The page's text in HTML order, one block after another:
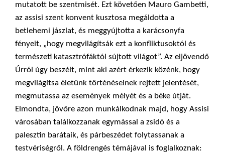
mutatott be szentmisét. Ezt követően Mauro Gambetti,
az assisi szent konvent kusztosa megáldotta a
betlehemi jászlat, és meggyújtotta a karácsonyfa
fényeit, „hogy megvilágítsák ezt a konfliktusoktól és
természeti katasztrófáktól sújtott világot”. Az eljövendő
Úrról úgy beszélt, mint aki azért érkezik közénk, hogy
megvilágítsa életünk történéseinek rejtett jelentését,
megmutassa az események mélyét és a béke útját.
Elmondta, jövőre azon munkálkodnak majd, hogy Assisi
városában találkozzanak egymással a zsidó és a
palesztin barátaik, és párbeszédet folytassanak a
testvériségről. A földrengés témájával is foglalkoznak: